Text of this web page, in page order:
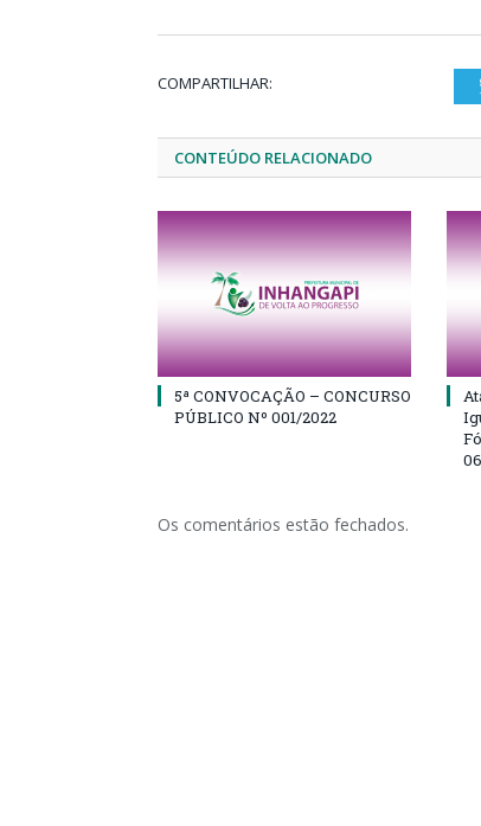
COMPARTILHAR:
CONTEÚDO RELACIONADO
5ª CONVOCAÇÃO – CONCURSO
PÚBLICO Nº 001/2022
Os comentários estão fechados.